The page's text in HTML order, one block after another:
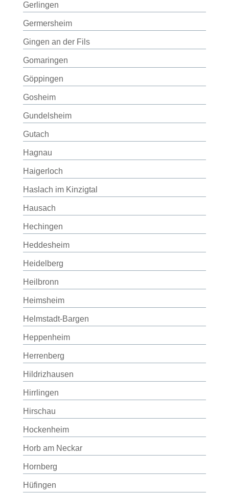
Gerlingen
Germersheim
Gingen an der Fils
Gomaringen
Göppingen
Gosheim
Gundelsheim
Gutach
Hagnau
Haigerloch
Haslach im Kinzigtal
Hausach
Hechingen
Heddesheim
Heidelberg
Heilbronn
Heimsheim
Helmstadt-Bargen
Heppenheim
Herrenberg
Hildrizhausen
Hirrlingen
Hirschau
Hockenheim
Horb am Neckar
Hornberg
Hüfingen